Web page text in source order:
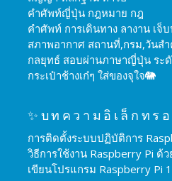
คำศัพท์ญี่ปุ่น กฎหมาย กฎ
คำศัพท์ การเดินทาง ลางาน เจ็
สภาพอากาศ สถานที่,กรม,วันส
กลยุทธ์ สอบผ่านภาษาญี่ปุ่น ระดั
กระเป๋าช้างเก๋ๆ ใส่ของจุใจ🐘
✨บทความอิเล็กทร
การติดตั้งระบบปฏิบัติการ
วิธีการใช้งาน Raspberry Pi ด้
เขียนโปรแกรม Raspberry Pi